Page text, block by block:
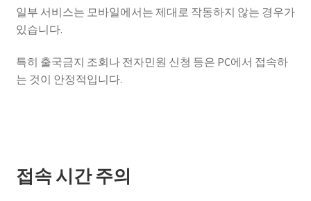
일부 서비스는 모바일에서는 제대로 작동하지 않는 경우가
있습니다.
특히 출국금지 조회나 전자민원 신청 등은 PC에서 접속하
는 것이 안정적입니다.
접속 시간 주의